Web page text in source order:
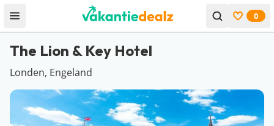
Open menu Bekijk
0
The Lion & Key Hotel
Londen, Engeland